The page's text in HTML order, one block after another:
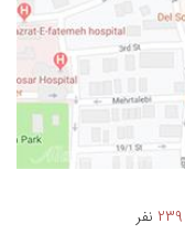
239 نفر